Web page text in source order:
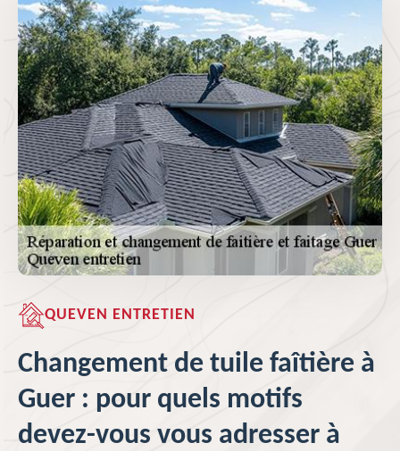
QUEVEN ENTRETIEN
Changement de tuile faîtière à
Guer : pour quels motifs
devez-vous vous adresser à